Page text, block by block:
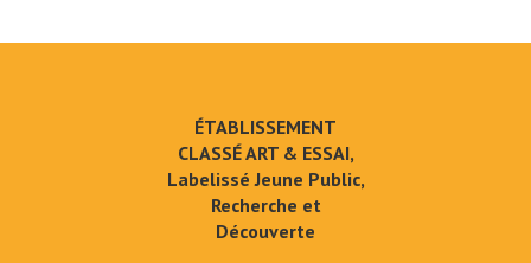
ÉTABLISSEMENT
CLASSÉ ART & ESSAI,
Labelissé Jeune Public,
Recherche et
Découverte